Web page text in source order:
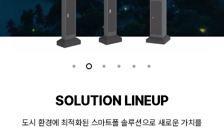
SOLUTION LINEUP
도시 환경에 최적화된 스마트폴 솔루션으로 새로운 가치를